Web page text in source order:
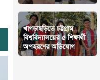
খাগড়াছড়িতে চট্টগ্রাম
বিশ্ববিদ্যালয়ের ৫ শিক্ষার্থী
অপহরণের অভিযোগ